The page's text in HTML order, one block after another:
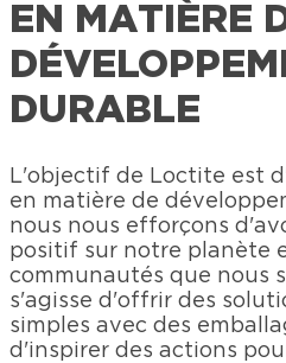
EN MATIÈRE
DURABLE
L'objectif de Loctite est
en matière de
nous nous efforçons
positif sur notre planète
communautés que nous
s'agisse d'offrir des
simples avec des
d'inspirer des actions